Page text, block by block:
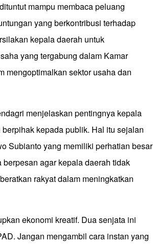
mampu membaca peluang
yang berkontribusi terhadap
kepala daerah untuk
yang tergabung dalam Kamar
mengoptimalkan sektor usaha dan
menjelaskan pentingnya kepala
kepada publik. Hal itu sejalan
Subianto yang memiliki perhatian besar
agar kepala daerah tidak
rakyat dalam meningkatkan
ekonomi kreatif. Dua senjata ini
Jangan mengambil cara instan yang